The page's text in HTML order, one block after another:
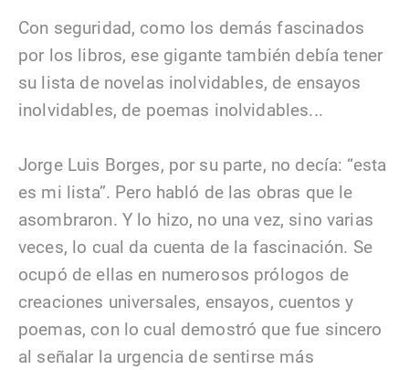
Con seguridad, como los demás fascinados
por los libros, ese gigante también debía tener
su lista de novelas inolvidables, de ensayos
inolvidables, de poemas inolvidables...
Jorge Luis Borges, por su parte, no decía: “esta
es mi lista”. Pero habló de las obras que le
asombraron. Y lo hizo, no una vez, sino varias
veces, lo cual da cuenta de la fascinación. Se
ocupó de ellas en numerosos prólogos de
creaciones universales, ensayos, cuentos y
poemas, con lo cual demostró que fue sincero
al señalar la urgencia de sentirse más